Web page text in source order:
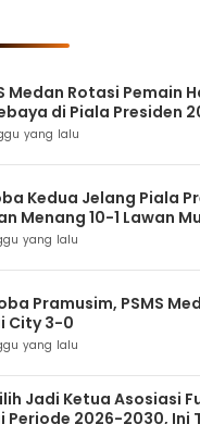
Medan Rotasi Pemain
di Piala Presiden
yang lalu
Kedua Jelang Piala
Menang 10-1 Lawan
yang lalu
Pramusim, PSMS
City 3-0
yang lalu
Jadi Ketua Asosiasi
Periode 2026-2030, Ini